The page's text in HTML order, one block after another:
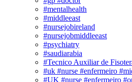
#mentalhealth
#middleeast
#nursejobireland
#nursejobmiddleeast
#psychiatry
#saudiarabia
#Tecnico Auxiliar de
#uk #nurse #enfermeiro
#UK #nurse #enfermeiro